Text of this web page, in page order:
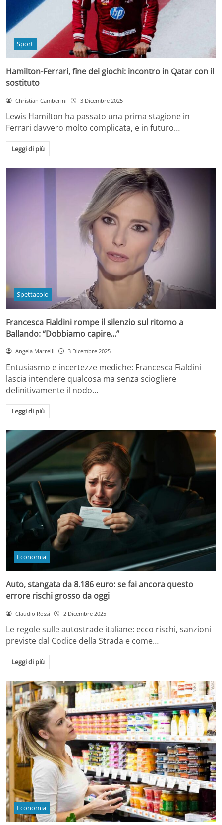
Sport
Hamilton-Ferrari, fine dei giochi: incontro in Qatar con il
sostituto
Christian Camberini 3 Dicembre 2025
Lewis Hamilton ha passato una prima stagione in
Ferrari davvero molto complicata, e in futuro…
Leggi di più
Spettacolo
Francesca Fialdini rompe il silenzio sul ritorno a
Ballando: “Dobbiamo capire…”
Angela Marrelli 3 Dicembre 2025
Entusiasmo e incertezze mediche: Francesca Fialdini
lascia intendere qualcosa ma senza sciogliere
definitivamente il nodo…
Leggi di più
Economia
Auto, stangata da 8.186 euro: se fai ancora questo
errore rischi grosso da oggi
Claudio Rossi 2 Dicembre 2025
Le regole sulle autostrade italiane: ecco rischi, sanzioni
previste dal Codice della Strada e come…
Leggi di più
Economia